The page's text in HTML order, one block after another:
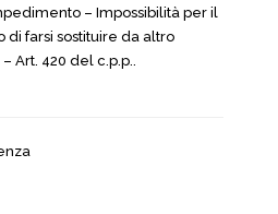
– Impossibilità per il
di farsi sostituire da altro
Art. 420 del c.p.p..